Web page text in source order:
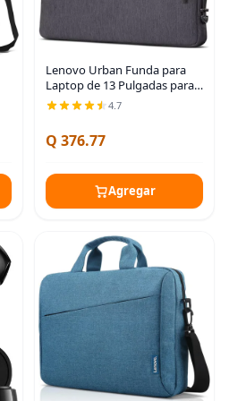
Lenovo Urban Funda para
Laptop de 13 Pulgadas para
Laptop/Portátil/Tablet
Compatible con MacBook
Gris Carbón
4.7
Q 376.77
Agregar